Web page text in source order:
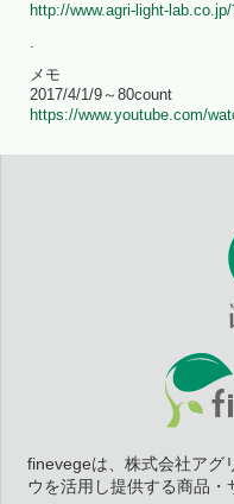
http://www.agri-light-
.
メモ
2017/4/1/9～80count
https://www.youtube.com/
finevegeは、株式会社アグ
ウを活用し提供する商品・